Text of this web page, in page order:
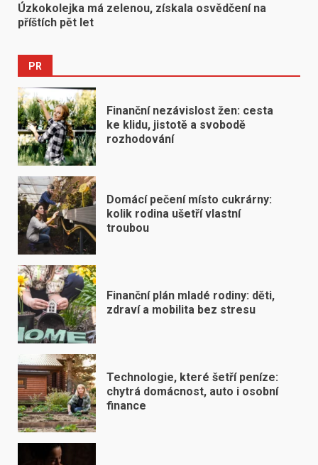
Úzkokolejka má zelenou, získala osvědčení na
příštích pět let
PR
Finanční nezávislost žen: cesta
ke klidu, jistotě a svobodě
rozhodování
Domácí pečení místo cukrárny:
kolik rodina ušetří vlastní
troubou
Finanční plán mladé rodiny: děti,
zdraví a mobilita bez stresu
Technologie, které šetří peníze:
chytrá domácnost, auto i osobní
finance